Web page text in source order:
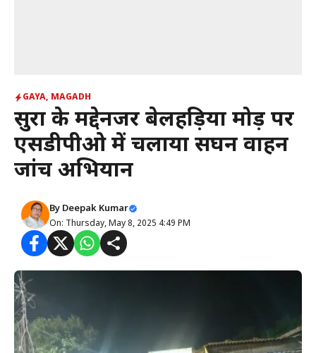
GAYA, MAGADH
सुरक्षा के मद्देनजर बेलहड़िया मोड़ पर
एसडीपीओ में चलाया सघन वाहन
जांच अभियान
By Deepak Kumar
On: Thursday, May 8, 2025 4:49 PM